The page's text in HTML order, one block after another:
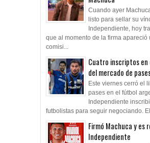
Cuando ayer
listo para sellar su
Independiente, hoy
que al momento de la firma apareció
comisi...
Cuatro inscriptos en
del mercado de
Este viernes cerró el
pases en el fútbol
Independiente
futbolistas para seguir negociando.
Firmó Machuca y es
Independiente